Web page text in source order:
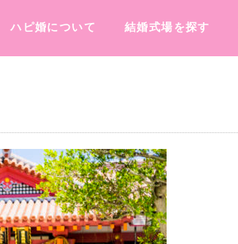
ハピ婚について 結婚式場を探す